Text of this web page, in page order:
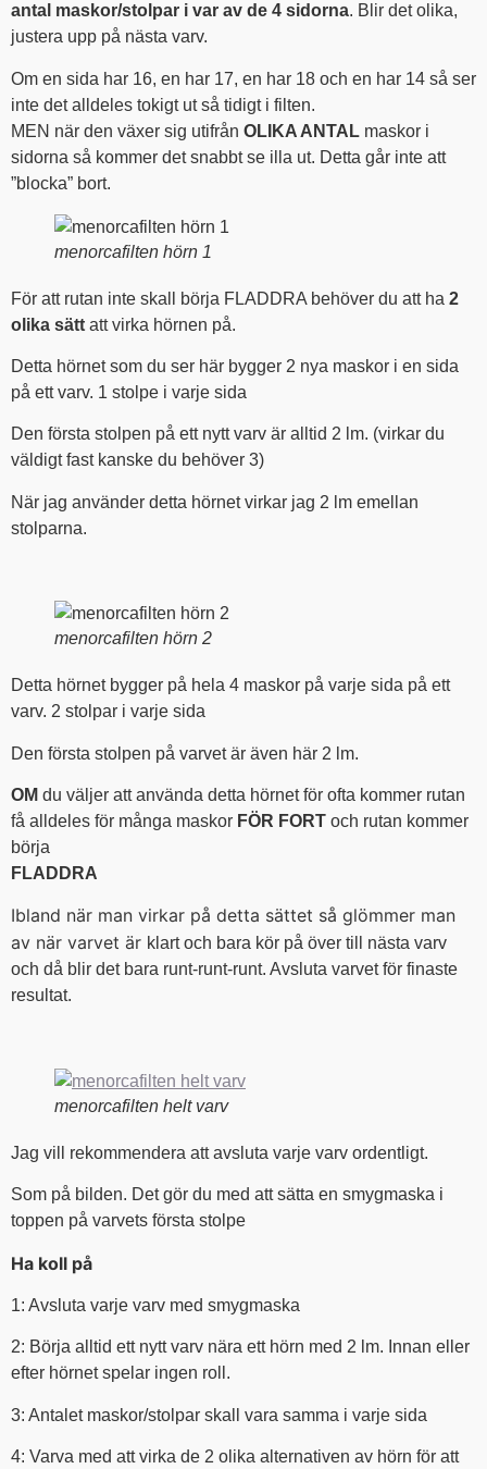
antal maskor/stolpar i var av de 4 sidorna. Blir det olika,
justera upp på nästa varv.
Om en sida har 16, en har 17, en har 18 och en har 14 så ser
inte det alldeles tokigt ut så tidigt i filten.
MEN när den växer sig utifrån OLIKA ANTAL maskor i
sidorna så kommer det snabbt se illa ut. Detta går inte att
”blocka” bort.
menorcafilten hörn 1
För att rutan inte skall börja FLADDRA behöver du att ha 2
olika sätt att virka hörnen på.
Detta hörnet som du ser här bygger 2 nya maskor i en sida
på ett varv. 1 stolpe i varje sida
Den första stolpen på ett nytt varv är alltid 2 lm. (virkar du
väldigt fast kanske du behöver 3)
När jag använder detta hörnet virkar jag 2 lm emellan
stolparna.
menorcafilten hörn 2
Detta hörnet bygger på hela 4 maskor på varje sida på ett
varv. 2 stolpar i varje sida
Den första stolpen på varvet är även här 2 lm.
OM du väljer att använda detta hörnet för ofta kommer rutan
få alldeles för många maskor FÖR FORT och rutan kommer
börja
FLADDRA
Ibland när man virkar på detta sättet så glömmer man
av när varvet är klart och bara kör på över till nästa varv
och då blir det bara runt-runt-runt. Avsluta varvet för finaste
resultat.
menorcafilten helt varv
Jag vill rekommendera att avsluta varje varv ordentligt.
Som på bilden. Det gör du med att sätta en smygmaska i
toppen på varvets första stolpe
Ha koll på
1: Avsluta varje varv med smygmaska
2: Börja alltid ett nytt varv nära ett hörn med 2 lm. Innan eller
efter hörnet spelar ingen roll.
3: Antalet maskor/stolpar skall vara samma i varje sida
4: Varva med att virka de 2 olika alternativen av hörn för att